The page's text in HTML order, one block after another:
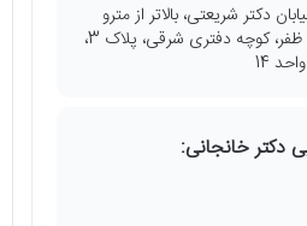
دکتر شریعتی، بالاتر از مترو
شریعتی، ظفر، کوچه دفتری شرقی، پلاک 3،
دکتر خانجانی: